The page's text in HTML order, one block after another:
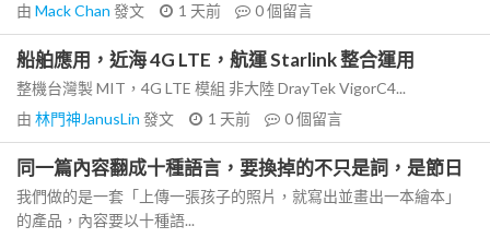
由 Mack Chan 發文 1 天前 0個留言
船舶應用，近海 4G LTE，航運 Starlink 整合運用
整機台灣製 MIT，4G LTE 模組 非大陸 DrayTek VigorC4...
由 林門神JanusLin 發文 1 天前 0個留言
同一篇內容翻成十種語言，要換掉的不只是詞，是節日
我們做的是一套「上傳一張孩子的照片，就寫出並畫出一本繪本」
的產品，內容要以十種語...